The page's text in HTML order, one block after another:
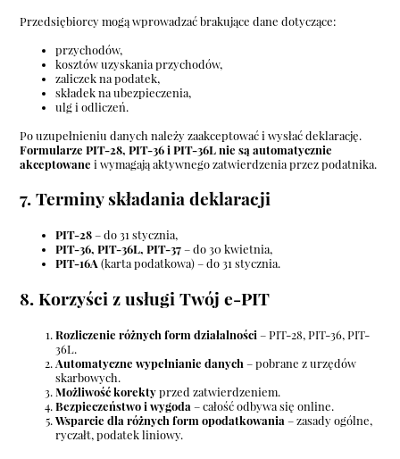
Przedsiębiorcy mogą wprowadzać brakujące dane dotyczące:
przychodów,
kosztów uzyskania przychodów,
zaliczek na podatek,
składek na ubezpieczenia,
ulg i odliczeń.
Po uzupełnieniu danych należy zaakceptować i wysłać deklarację.
Formularze PIT-28, PIT-36 i PIT-36L nie są automatycznie
akceptowane i wymagają aktywnego zatwierdzenia przez podatnika.
7. Terminy składania deklaracji
PIT-28– do 31 stycznia,
PIT-36, PIT-36L, PIT-37– do 30 kwietnia,
PIT-16A(karta podatkowa) – do 31 stycznia.
8. Korzyści z usługi Twój e-PIT
Rozliczenie różnych form działalności – PIT-28, PIT-36, PIT-
36L.
Automatyczne wypełnianie danych – pobrane z urzędów
skarbowych.
Możliwość korektyprzed zatwierdzeniem.
Bezpieczeństwo i wygoda – całość odbywa się online.
Wsparcie dla różnych form opodatkowania – zasady ogólne,
ryczałt, podatek liniowy.